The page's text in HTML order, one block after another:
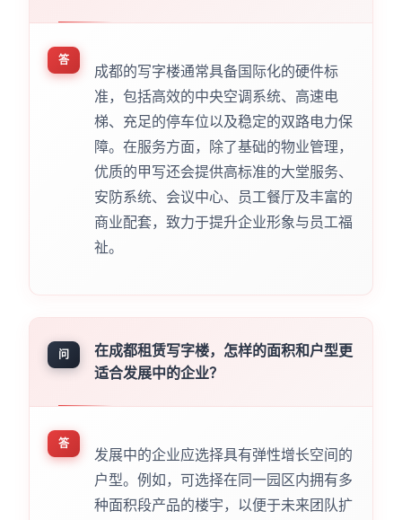
答
成都的写字楼通常具备国际化的硬件标
准，包括高效的中央空调系统、高速电
梯、充足的停车位以及稳定的双路电力保
障。在服务方面，除了基础的物业管理，
优质的甲写还会提供高标准的大堂服务、
安防系统、会议中心、员工餐厅及丰富的
商业配套，致力于提升企业形象与员工福
祉。
问
在成都租赁写字楼，怎样的面积和户型更
适合发展中的企业？
答
发展中的企业应选择具有弹性增长空间的
户型。例如，可选择在同一园区内拥有多
种面积段产品的楼宇，以便于未来团队扩